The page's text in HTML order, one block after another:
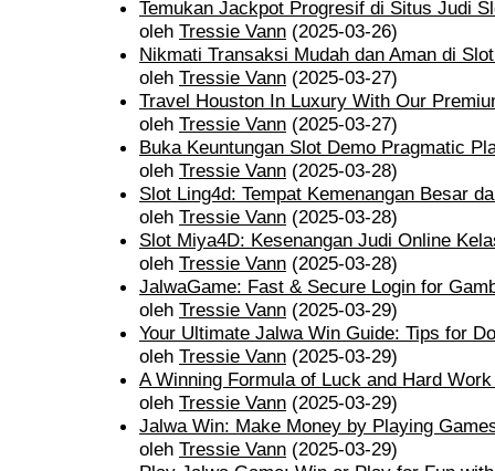
Temukan Jackpot Progresif di Situs Judi
oleh Tressie Vann (2025-03-26)
Nikmati Transaksi Mudah dan Aman di
oleh Tressie Vann (2025-03-27)
Travel Houston In Luxury With Our
oleh Tressie Vann (2025-03-27)
Buka Keuntungan Slot Demo Pragmatic
oleh Tressie Vann (2025-03-28)
Slot Ling4d: Tempat Kemenangan Besar
oleh Tressie Vann (2025-03-28)
Slot Miya4D: Kesenangan Judi Online
oleh Tressie Vann (2025-03-28)
JalwaGame: Fast & Secure Login for
oleh Tressie Vann (2025-03-29)
Your Ultimate Jalwa Win Guide: Tips for
oleh Tressie Vann (2025-03-29)
A Winning Formula of Luck and Hard
oleh Tressie Vann (2025-03-29)
Jalwa Win: Make Money by Playing
oleh Tressie Vann (2025-03-29)